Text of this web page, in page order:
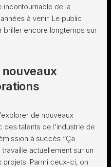
incontournable de la
à venir. Le public
briller encore longtemps sur
de nouveaux
talents de l’industrie de
à succès “Ça
actuellement sur un
projets. Parmi ceux-ci, on